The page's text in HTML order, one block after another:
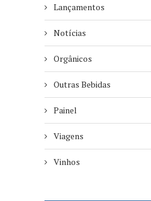
Lançamentos
Notícias
Orgânicos
Outras Bebidas
Painel
Viagens
Vinhos